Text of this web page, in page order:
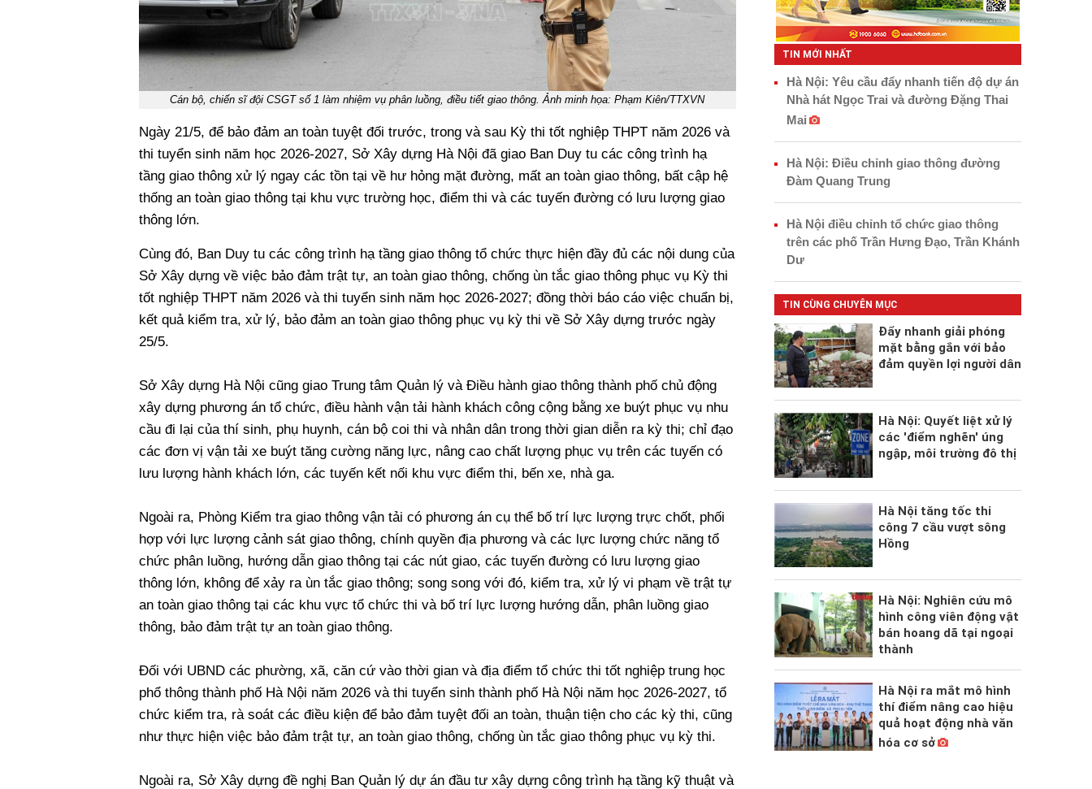
Cán bộ, chiến sĩ đội CSGT số 1 làm nhiệm vụ phân luồng, điều tiết giao thông. Ảnh minh họa: Phạm Kiên/TTXVN
Ngày 21/5, để bảo đảm an toàn tuyệt đối trước, trong và sau Kỳ thi tốt nghiệp THPT năm 2026 và
thi tuyển sinh năm học 2026-2027, Sở Xây dựng Hà Nội đã giao Ban Duy tu các công trình hạ
tầng giao thông xử lý ngay các tồn tại về hư hỏng mặt đường, mất an toàn giao thông, bất cập hệ
thống an toàn giao thông tại khu vực trường học, điểm thi và các tuyến đường có lưu lượng giao
thông lớn.
Cùng đó, Ban Duy tu các công trình hạ tầng giao thông tổ chức thực hiện đầy đủ các nội dung của
Sở Xây dựng về việc bảo đảm trật tự, an toàn giao thông, chống ùn tắc giao thông phục vụ Kỳ thi
tốt nghiệp THPT năm 2026 và thi tuyển sinh năm học 2026-2027; đồng thời báo cáo việc chuẩn bị,
kết quả kiểm tra, xử lý, bảo đảm an toàn giao thông phục vụ kỳ thi về Sở Xây dựng trước ngày
25/5.
Sở Xây dựng Hà Nội cũng giao Trung tâm Quản lý và Điều hành giao thông thành phố chủ động
xây dựng phương án tổ chức, điều hành vận tải hành khách công cộng bằng xe buýt phục vụ nhu
cầu đi lại của thí sinh, phụ huynh, cán bộ coi thi và nhân dân trong thời gian diễn ra kỳ thi; chỉ đạo
các đơn vị vận tải xe buýt tăng cường năng lực, nâng cao chất lượng phục vụ trên các tuyến có
lưu lượng hành khách lớn, các tuyến kết nối khu vực điểm thi, bến xe, nhà ga.
Ngoài ra, Phòng Kiểm tra giao thông vận tải có phương án cụ thể bố trí lực lượng trực chốt, phối
hợp với lực lượng cảnh sát giao thông, chính quyền địa phương và các lực lượng chức năng tổ
chức phân luồng, hướng dẫn giao thông tại các nút giao, các tuyến đường có lưu lượng giao
thông lớn, không để xảy ra ùn tắc giao thông; song song với đó, kiểm tra, xử lý vi phạm về trật tự
an toàn giao thông tại các khu vực tổ chức thi và bố trí lực lượng hướng dẫn, phân luồng giao
thông, bảo đảm trật tự an toàn giao thông.
Đối với UBND các phường, xã, căn cứ vào thời gian và địa điểm tổ chức thi tốt nghiệp trung học
phổ thông thành phố Hà Nội năm 2026 và thi tuyển sinh thành phố Hà Nội năm học 2026-2027, tổ
chức kiểm tra, rà soát các điều kiện để bảo đảm tuyệt đối an toàn, thuận tiện cho các kỳ thi, cũng
như thực hiện việc bảo đảm trật tự, an toàn giao thông, chống ùn tắc giao thông phục vụ kỳ thi.
Ngoài ra, Sở Xây dựng đề nghị Ban Quản lý dự án đầu tư xây dựng công trình hạ tầng kỹ thuật và
TIN MỚI NHẤT
Hà Nội: Yêu cầu đẩy nhanh tiến độ dự án
Nhà hát Ngọc Trai và đường Đặng Thai
Mai
Hà Nội: Điều chỉnh giao thông đường
Đàm Quang Trung
Hà Nội điều chỉnh tổ chức giao thông
trên các phố Trần Hưng Đạo, Trần Khánh
Dư
TIN CÙNG CHUYÊN MỤC
Đẩy nhanh giải phóng
mặt bằng gắn với bảo
đảm quyền lợi người dân
Hà Nội: Quyết liệt xử lý
các 'điểm nghẽn' úng
ngập, môi trường đô thị
Hà Nội tăng tốc thi
công 7 cầu vượt sông
Hồng
Hà Nội: Nghiên cứu mô
hình công viên động vật
bán hoang dã tại ngoại
thành
Hà Nội ra mắt mô hình
thí điểm nâng cao hiệu
quả hoạt động nhà văn
hóa cơ sở